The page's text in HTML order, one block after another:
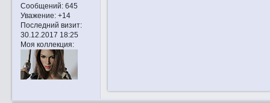
Сообщений:645
Уважение: +14
Последний визит:
30.12.2017 18:25
Моя коллекция: